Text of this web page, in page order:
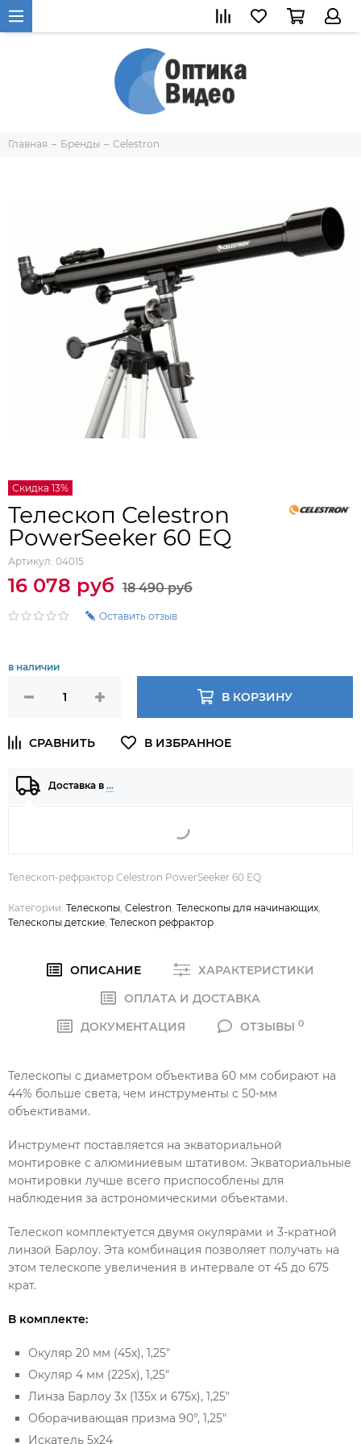
Главная Бренды Celestron
Скидка 13%
Телескоп Celestron
PowerSeeker 60 EQ
Артикул: 04015
16 078 руб 18 490 руб
Оставить отзыв
в наличии
В КОРЗИНУ
Доставка в …
Телескоп-рефрактор Celestron PowerSeeker 60 EQ
Категории: Телескопы Celestron Телескопы для начинающих
Телескопы детские Телескоп рефрактор
ОПИСАНИЕ
ХАРАКТЕРИСТИКИ
ОПЛАТА И ДОСТАВКА
ДОКУМЕНТАЦИЯ
ОТЗЫВЫ0
Телескопы с диаметром объектива 60 мм собирают на
44% больше света, чем инструменты с 50-мм
объективами.
Инструмент поставляется на экваториальной
монтировке с алюминиевым штативом. Экваториальные
монтировки лучше всего приспособлены для
наблюдения за астрономическими объектами.
Телескоп комплектуется двумя окулярами и 3-кратной
линзой Барлоу. Эта комбинация позволяет получать на
этом телескопе увеличения в интервале от 45 до 675
крат.
В комплекте:
Окуляр 20 мм (45х), 1,25"
Окуляр 4 мм (225х), 1,25"
Линза Барлоу 3х (135х и 675х), 1,25"
Оборачивающая призма 90°, 1,25"
Искатель 5х24